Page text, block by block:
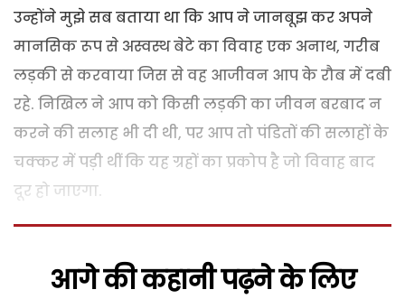
उन्होंने मुझे सब बताया था कि आप ने जानबूझ कर अपने
मानसिक रूप से अस्वस्थ बेटे का विवाह एक अनाथ, गरीब
लड़की से करवाया जिस से वह आजीवन आप के रौब में दबी
रहे. निखिल ने आप को किसी लड़की का जीवन बरबाद न
करने की सलाह भी दी थी, पर आप तो पंडितों की सलाहों के
चक्कर में पड़ी थीं कि यह ग्रहों का प्रकोप है जो विवाह बाद
दूर हो जाएगा.
आगे की कहानी पढ़ने के लिए